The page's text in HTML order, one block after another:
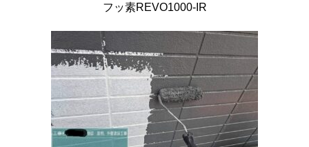
フッ素REVO1000-IR